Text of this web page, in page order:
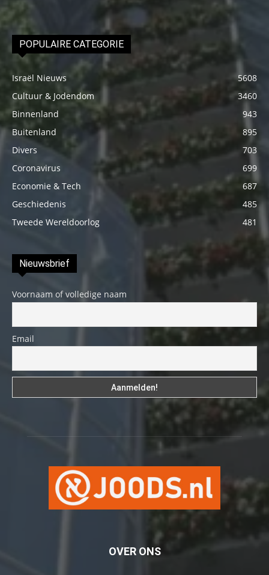
POPULAIRE CATEGORIE
Israël Nieuws
5608
Cultuur & Jodendom
3460
Binnenland
943
Buitenland
895
Divers
703
Coronavirus
699
Economie & Tech
687
Geschiedenis
485
Tweede Wereldoorlog
481
Nieuwsbrief
Voornaam of volledige naam
Email
OVER ONS